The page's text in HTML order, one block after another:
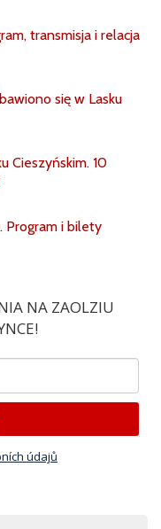
transmisja i relacja
się w Lasku
Cieszyńskim. 10
Program i bilety
NA ZAOLZIU
údajů